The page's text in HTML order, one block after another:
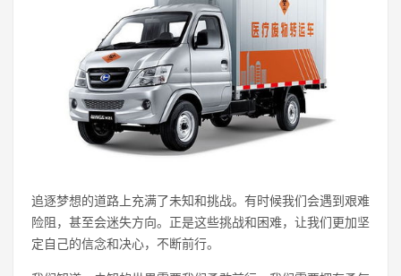
追逐梦想的道路上充满了未知和挑战。有时候我们会遇到艰难
险阻，甚至会迷失方向。正是这些挑战和困难，让我们更加坚
定自己的信念和决心，不断前行。